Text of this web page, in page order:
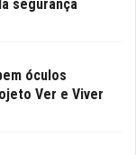
segurança
óculos
Ver e Viver